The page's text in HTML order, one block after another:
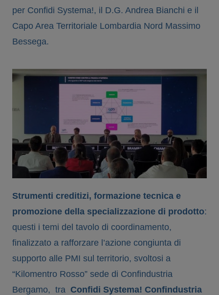
per Confidi Systema!, il D.G. Andrea Bianchi e il
Capo Area Territoriale Lombardia Nord Massimo
Bessega.
Strumenti creditizi, formazione tecnica e
promozione della specializzazione di prodotto:
questi i temi del tavolo di coordinamento,
finalizzato a rafforzare l’azione congiunta di
supporto alle PMI sul territorio, svoltosi a
“Kilomentro Rosso” sede di Confindustria
Bergamo, tra Confidi Systema! Confindustria